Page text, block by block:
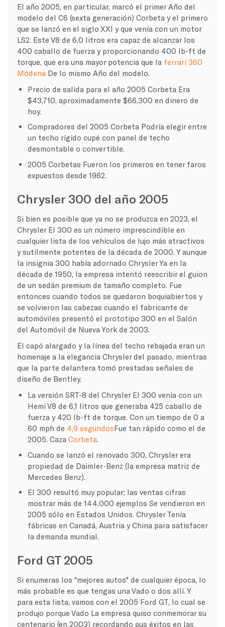
El año 2005, en particular, marcó el primer Año del
modelo del C6 (sexta generación) Corbeta y el primero
que se lanzó en el siglo XXI y que venía con un motor
LS2. Este V8 de 6.0 litros era capaz de alcanzar los
400 caballo de fuerza y proporcionando 400 lb-ft de
torque, que era una mayor potencia que la ferrari 360
Módena De lo mismo Año del modelo
Precio de salida para el año 2005Corbeta Era
$43,710, aproximadamente $66,300 en dinero de
hoy.
Compradores del 2005Corbeta Podría elegir entre
un techo rígidocupé con panel de techo
desmontable o convertible.
2005Corbetas Fueron los primeros en tener faros
expuestos desde 1962.
Chrysler 300 del año 2005
Si bien es posible que ya no se produzca en 2023, el
ChryslerEl 300 es un número imprescindible en
cualquier lista de los vehículos de lujo más atractivos
y sutilmente potentes de la década de 2000. Y aunque
la insignia 300 había adornado ChryslerYa en la
década de 1950, la empresa intentó reescribir el guion
de un sedán premium de tamaño completo. Fue
entonces cuando todos se quedaron boquiabiertos y
se volvieron las cabezas cuando el fabricante de
automóviles presentó el prototipo 300 en el Salón
del Automóvil de Nueva York de 2003.
El capó alargado y la línea del techo rebajada eran un
homenaje a la elegancia Chryslerdel pasado, mientras
que la parte delantera tomó prestadas señales de
diseño de Bentley.
La versión SRT-8 delChryslerEl 300 venía con un
Hemi V8 de 6,1 litros que generaba 425caballo de
fuerza y 420 lb-ft de torque. Con un tiempo de 0 a
60 mph de 4,9 segundosFue tan rápido como el de
2005.Caza Corbeta.
Cuando se lanzó el renovado 300,Chryslerera
propiedad de Daimler-Benz (la empresa matriz de
Mercedes Benz).
El 300 resultó muy popular; las ventas cifras
mostrar más de144.000 ejemplos Se vendieron en
2005 sólo en Estados Unidos.ChryslerTenía
fábricas en Canadá, Austria y China para satisfacer
la demanda mundial.
Ford GT 2005
Si enumeras los "mejores autos" de cualquier época, lo
más probable es que tengas una Vado o dos allí. Y
para esta lista, vamos con el 2005 Ford GT, lo cual se
produjo porque Vado La empresa quiso conmemorar su
centenario (en 2003) recordando sus éxitos en las